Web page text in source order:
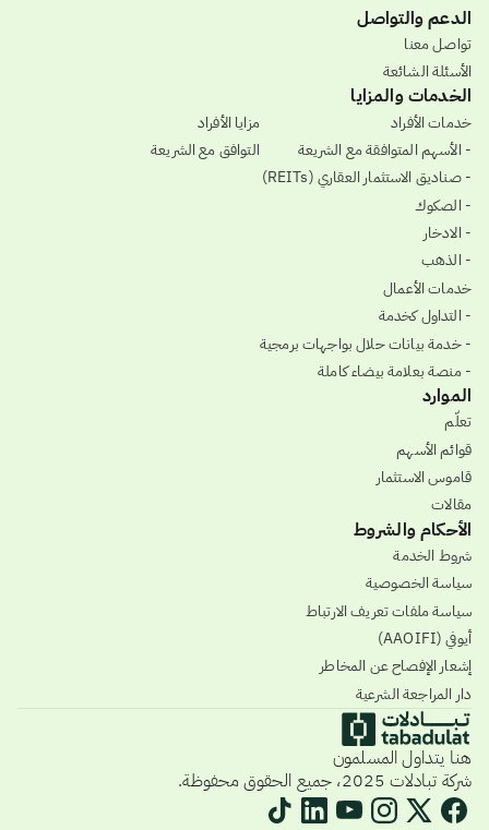
الدعم والتواصل
تواصل معنا
الأسئلة الشائعة
الخدمات والمزايا
خدمات الأفراد
- الأسهم المتوافقة مع الشريعة
- صناديق الاستثمار العقاري (REITs)
- الصكوك
- الادخار
- الذهب
خدمات الأعمال
- التداول كخدمة
- خدمة بيانات حلال بواجهات برمجية
- منصة بعلامة بيضاء كاملة
مزايا الأفراد
التوافق مع الشريعة
الموارد
تعلّم
قوائم الأسهم
قاموس الاستثمار
مقالات
الأحكام والشروط
شروط الخدمة
سياسة الخصوصية
سياسة ملفات تعريف الارتباط
أيوفي (AAOIFI)
إشعار الإفصاح عن المخاطر
دار المراجعة الشرعية
هنا يتداول المسلمون
شركة تبادلات 2025، جميع الحقوق محفوظة.